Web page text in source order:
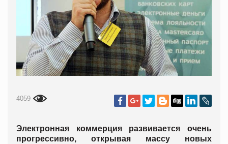
4059
Электронная коммерция развивается очень
прогрессивно, открывая массу новых